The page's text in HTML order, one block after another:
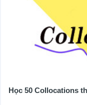
Học 50 Collocations